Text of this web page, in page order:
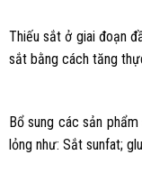
Thiếu sắt ở giai đoạn
sắt bằng cách tăng
Bổ sung các sản
lỏng như: Sắt sunfat;